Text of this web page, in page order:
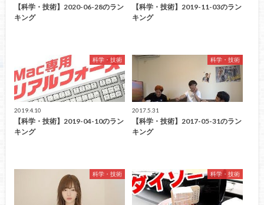
【科学・技術】2020-06-28のラン
キング
【科学・技術】2019-11-03のラン
キング
科学・技術
2019.4.10
【科学・技術】2019-04-10のラン
キング
科学・技術
2017.5.31
【科学・技術】2017-05-31のラン
キング
科学・技術 科学・技術